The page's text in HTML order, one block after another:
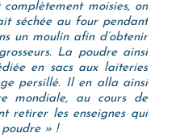
moisies, on
séchée au four pendant
un moulin afin d’obtenir
La poudre ainsi
en sacs aux laiteries
persillé. Il en alla ainsi
mondiale, au cours de
retirer les enseignes qui
» !